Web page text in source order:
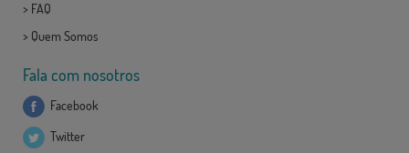
> FAQ
> Quem Somos
Fala com nosotros
Facebook
Twitter